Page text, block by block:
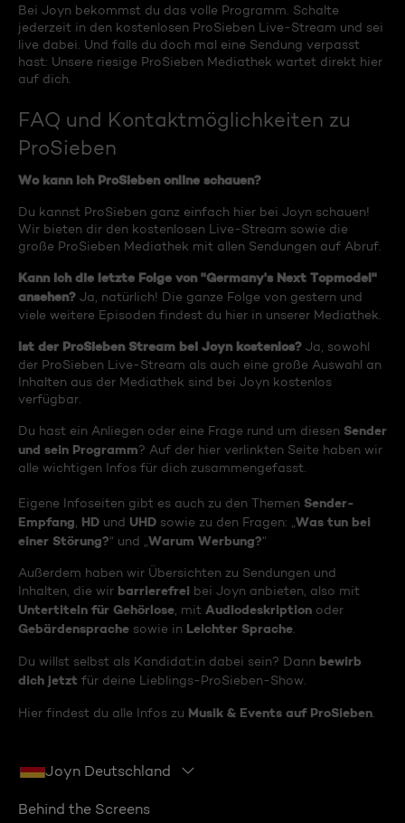
Bei Joyn bekommst du das volle Programm. Schalte
jederzeit in den kostenlosen ProSieben Live-Stream und sei
live dabei. Und falls du doch mal eine Sendung verpasst
hast: Unsere riesige ProSieben Mediathek wartet direkt hier
auf dich.
FAQ und Kontaktmöglichkeiten zu
ProSieben
Wo kann ich ProSieben online schauen?
Du kannst ProSieben ganz einfach hier bei Joyn schauen!
Wir bieten dir den kostenlosen Live-Stream sowie die
große ProSieben Mediathek mit allen Sendungen auf Abruf.
Kann ich die letzte Folge von "Germany's Next Topmodel"
ansehen? Ja, natürlich! Die ganze Folge von gestern und
viele weitere Episoden findest du hier in unserer Mediathek.
Ist der ProSieben Stream bei Joyn kostenlos? Ja, sowohl
der ProSieben Live-Stream als auch eine große Auswahl an
Inhalten aus der Mediathek sind bei Joyn kostenlos
verfügbar.
Du hast ein Anliegen oder eine Frage rund um diesen Sender
und sein Programm? Auf der hier verlinkten Seite haben wir
alle wichtigen Infos für dich zusammengefasst.
Eigene Infoseiten gibt es auch zu den Themen Sender-
Empfang HD und UHD sowie zu den Fragen: „ Was tun bei
einer Störung?“ und „ Warum Werbung?“
Außerdem haben wir Übersichten zu Sendungen und
Inhalten, die wir barrierefrei bei Joyn anbieten, also mit
Untertiteln für Gehörlose , mit Audiodeskription oder
Gebärdensprache sowie in Leichter Sprache
Du willst selbst als Kandidat:in dabei sein? Dann bewirb
dich jetzt für deine Lieblings-ProSieben-Show.
Hier findest du alle Infos zu Musik & Events auf ProSieben
Joyn Deutschland
Behind the Screens